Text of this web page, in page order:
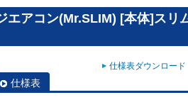
エアコン(Mr.SLIM) [本体]スリ
仕様表ダウンロー
仕様表